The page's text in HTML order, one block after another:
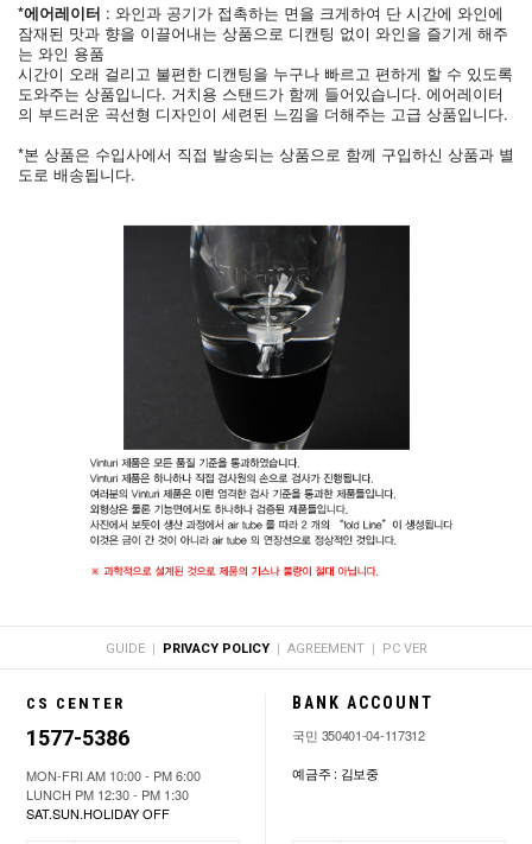
*에어레이터 : 와인과 공기가 접촉하는 면을 크게하여 단 시간에 와인에
잠재된 맛과 향을 이끌어내는 상품으로 디캔팅 없이 와인을 즐기게 해주
는 와인 용품
시간이 오래 걸리고 불편한 디캔팅을 누구나 빠르고 편하게 할 수 있도록
도와주는 상품입니다. 거치용 스탠드가 함께 들어있습니다. 에어레이터
의 부드러운 곡선형 디자인이 세련된 느낌을 더해주는 고급 상품입니다.
*본 상품은 수입사에서 직접 발송되는 상품으로 함께 구입하신 상품과 별
도로 배송됩니다.
GUIDE | PRIVACY POLICY | AGREEMENT | PC VER
CS CENTER
1577-5386
MON-FRI AM 10:00 - PM 6:00
LUNCH PM 12:30 - PM 1:30
SAT.SUN.HOLIDAY OFF
BANK ACCOUNT
국민 350401-04-117312
예금주 : 김보중